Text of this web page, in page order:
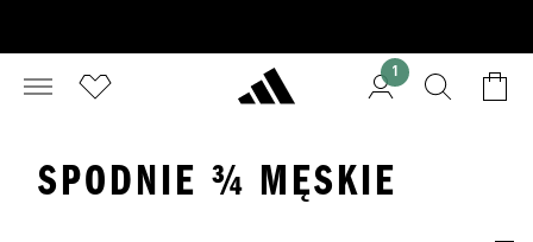
1
SPODNIE ¾ MĘSKIE